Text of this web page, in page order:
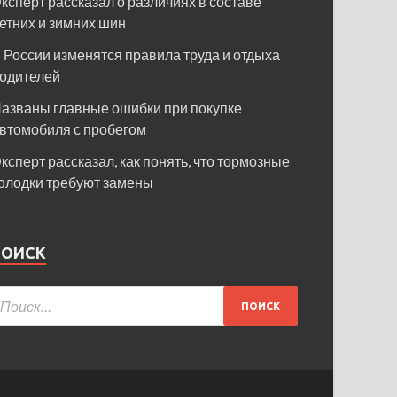
и зимних шин
России изменятся правила труда и отдыха
главные ошибки при покупке
с пробегом
рассказал, как понять, что тормозные
требуют замены